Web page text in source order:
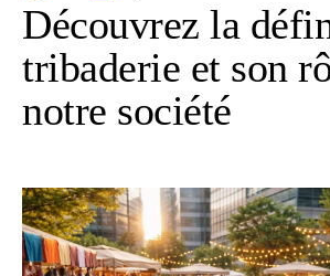
Découvrez la
tribaderie et son
notre société